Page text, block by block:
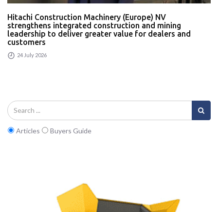
Hitachi Construction Machinery (Europe) NV
strengthens integrated construction and mining
leadership to deliver greater value for dealers and
customers
24 July 2026
Articles Buyers Guide